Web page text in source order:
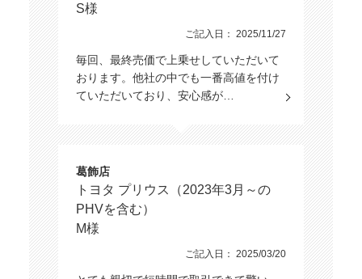
S様
ご記入日： 2025/11/27
毎回、最終売価で上乗せしていただいて
おります。他社の中でも一番高値を付け
ていただいており、安心感が…
葛飾店
トヨタ プリウス（2023年3月～の
PHVを含む）
M様
ご記入日： 2025/03/20